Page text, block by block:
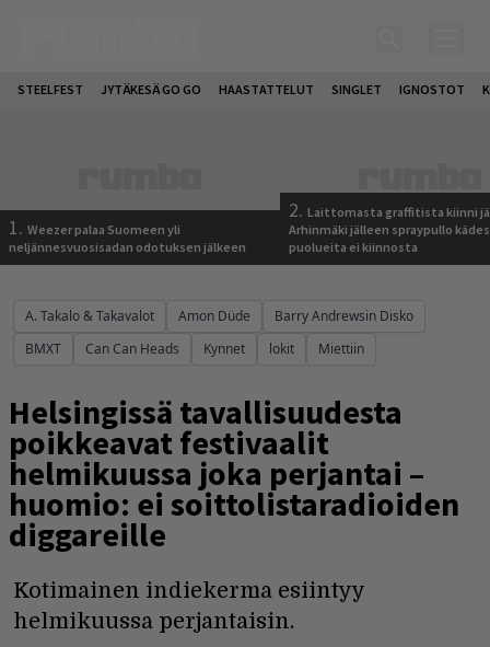
STEELFEST JYTÄKESÄ GO GO HAASTATTELUT SINGLET IGNOSTOT
1. Weezer palaa Suomeen yli
neljännesvuosisadan odotuksen jälkeen
2. Laittomasta graffitista kiinni
Arhinmäki jälleen spraypullo
puolueita ei kiinnosta
A. Takalo & Takavalot Amon Düde
Barry Andrewsin Disko
BMXT
Can Can Heads Kynnet lokit Miettiin
Helsingissä tavallisuudesta
poikkeavat festivaalit
helmikuussa joka perjantai –
huomio: ei soittolistaradioiden
diggareille
Kotimainen indiekerma esiintyy
helmikuussa perjantaisin.